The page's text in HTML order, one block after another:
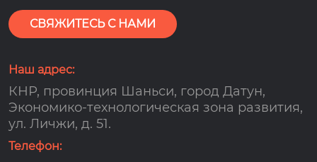
потреблением газа и гарантией сроком на 2 года, чтобы клиенты
могли пользоваться им болеею спокойно.
СВЯЖИТЕСЬ С НАМИ
Наш адрес:
КНР, провинция Шаньси, город Датун,
Экономико-технологическая зона развития,
ул. Личжи, д. 51.
Телефон: